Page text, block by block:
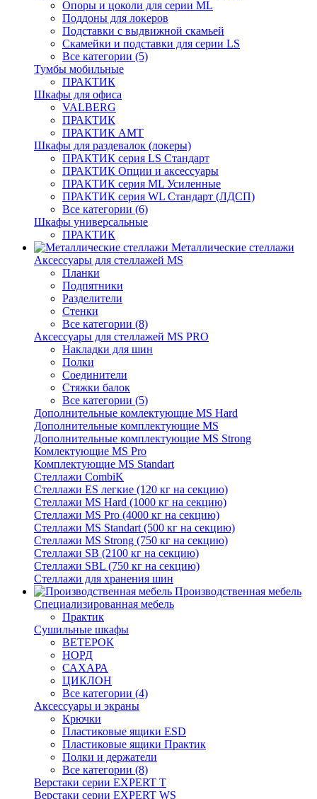
Опоры и цоколи для серии ML
Поддоны для локеров
Подставки с выдвижной скамьей
Скамейки и подставки для серии LS
Все категории (5)
Тумбы мобильные
ПРАКТИК
Шкафы для офиса
VALBERG
ПРАКТИК
ПРАКТИК AMT
Шкафы для раздевалок (локеры)
ПРАКТИК cерия LS Стандарт
ПРАКТИК Опции и аксессуары
ПРАКТИК серия ML Усиленные
ПРАКТИК серия WL Стандарт (ЛДСП)
Все категории (6)
Шкафы универсальные
ПРАКТИК
Металлические стеллажи
Аксессуары для стеллажей MS
Планки
Подпятники
Разделители
Стенки
Все категории (8)
Аксессуары для стеллажей MS PRO
Накладки для шин
Полки
Соединители
Стяжки балок
Все категории (5)
Дополнительные комлектующие MS Hard
Дополнительные комплектующие MS
Дополнительные комплектующие MS Strong
Комлектующие MS Pro
Комплектующие MS Standart
Стеллажи CombiK
Стеллажи ES легкие (120 кг на секцию)
Стеллажи MS Hard (1000 кг на секцию)
Стеллажи MS Pro (4000 кг на секцию)
Стеллажи MS Standart (500 кг на секцию)
Стеллажи MS Strong (750 кг на секцию)
Стеллажи SB (2100 кг на секцию)
Стеллажи SBL (750 кг на секцию)
Стеллажи для хранения шин
Производственная мебель
Cпециализированная мебель
Практик
Cушильные шкафы
ВЕТЕРОК
НОРД
САХАРА
ЦИКЛОН
Все категории (4)
Аксессуары и экраны
Крючки
Пластиковые ящики ESD
Пластиковые ящики Практик
Полки и держатели
Все категории (8)
Верстаки серии EXPERT T
Верстаки серии EXPERT WS